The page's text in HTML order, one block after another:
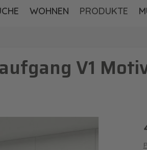
WOHNEN PRODUKTE
V1